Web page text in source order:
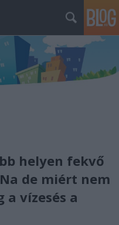
helyen fekvő
de miért nem
vízesés a